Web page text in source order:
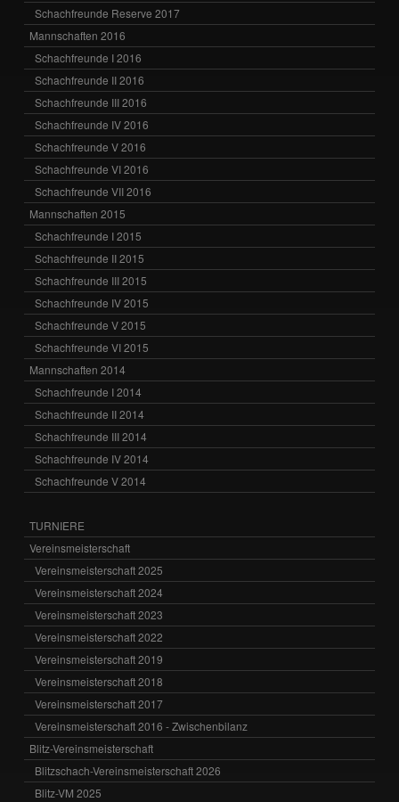
Schachfreunde Reserve 2017
Mannschaften 2016
Schachfreunde I 2016
Schachfreunde II 2016
Schachfreunde III 2016
Schachfreunde IV 2016
Schachfreunde V 2016
Schachfreunde VI 2016
Schachfreunde VII 2016
Mannschaften 2015
Schachfreunde I 2015
Schachfreunde II 2015
Schachfreunde III 2015
Schachfreunde IV 2015
Schachfreunde V 2015
Schachfreunde VI 2015
Mannschaften 2014
Schachfreunde I 2014
Schachfreunde II 2014
Schachfreunde III 2014
Schachfreunde IV 2014
Schachfreunde V 2014
TURNIERE
Vereinsmeisterschaft
Vereinsmeisterschaft 2025
Vereinsmeisterschaft 2024
Vereinsmeisterschaft 2023
Vereinsmeisterschaft 2022
Vereinsmeisterschaft 2019
Vereinsmeisterschaft 2018
Vereinsmeisterschaft 2017
Vereinsmeisterschaft 2016 - Zwischenbilanz
Blitz-Vereinsmeisterschaft
Blitzschach-Vereinsmeisterschaft 2026
Blitz-VM 2025